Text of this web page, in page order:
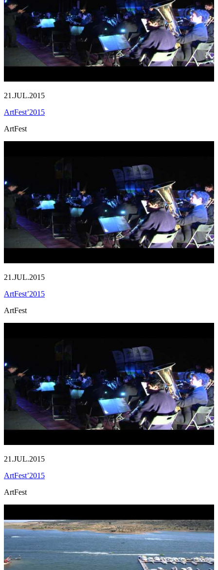
21.JUL.2015
ArtFest’2015
ArtFest
21.JUL.2015
ArtFest’2015
ArtFest
21.JUL.2015
ArtFest’2015
ArtFest